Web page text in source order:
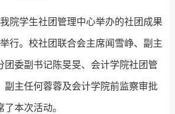
院学生社团管理中心举办的社团成果
行。校社团联合会主席闻雪峥、副主
团委副书记陈旻旻、会计学院社团管
副主任何蓉蓉及会计学院前监察审批
本次活动。